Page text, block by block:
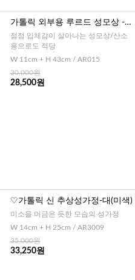
가톨릭 외부용 루르드 성모상 -
백색, 40cm
점점 입체감이 살아나는 성모상/산소
용으로도 적당
W 11cm + H 43cm / AR015
30,000원
28,500원
♡가톨릭 신 추상성가정-대(미색)
미소을 머금은 듯한 모습의 성가정
W 14cm + H 25cm / AR3009
35,000원
33,250원